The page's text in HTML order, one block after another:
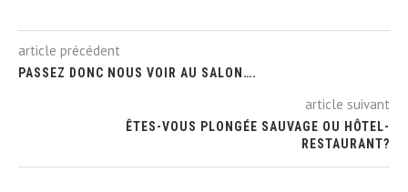
article précédent
PASSEZ DONC NOUS VOIR AU SALON….
article suivant
ÊTES-VOUS PLONGÉE SAUVAGE OU HÔTEL-
RESTAURANT?